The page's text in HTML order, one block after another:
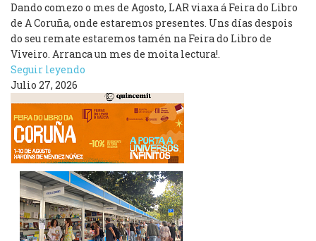
Dando comezo o mes de Agosto, LAR viaxa á Feira do Libro
de A Coruña, onde estaremos presentes. Uns días despois
do seu remate estaremos tamén na Feira do Libro de
Viveiro. Arranca un mes de moita lectura!.
Seguir leyendo
Julio 27, 2026